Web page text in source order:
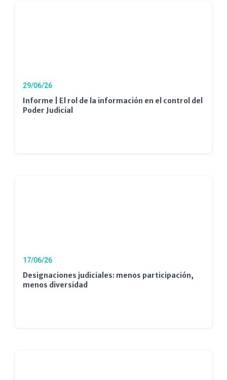
29/06/26
Informe | El rol de la información en el control del
Poder Judicial
17/06/26
Designaciones judiciales: menos participación,
menos diversidad